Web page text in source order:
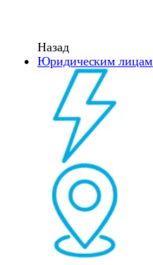
Назад
Юридическим лицам